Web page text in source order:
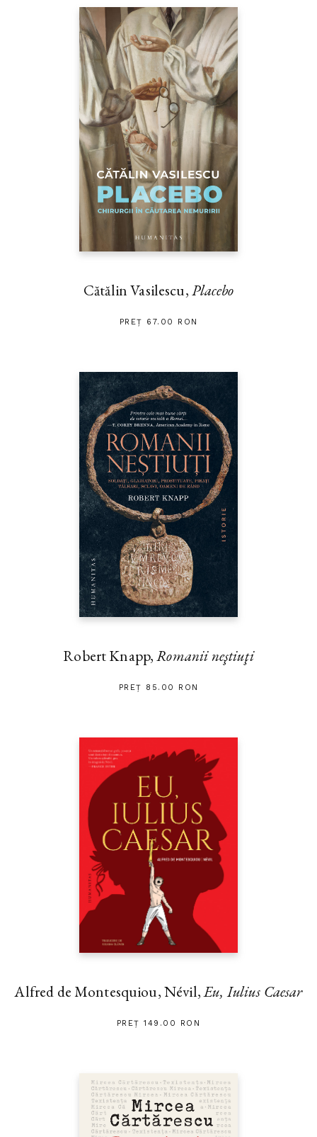
Cătălin Vasilescu,Placebo
PREȚ 67.00 RON
Robert Knapp,Romanii neştiuţi
PREȚ 85.00 RON
Alfred de Montesquiou, Névil,Eu, Iulius Caesar
PREȚ 149.00 RON